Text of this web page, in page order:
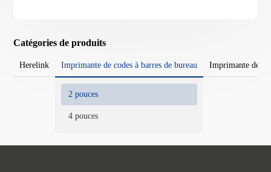
Catégories de produits
Herelink Imprimante de codes à barres de bureau
2 pouces
4 pouces
Imprimante de